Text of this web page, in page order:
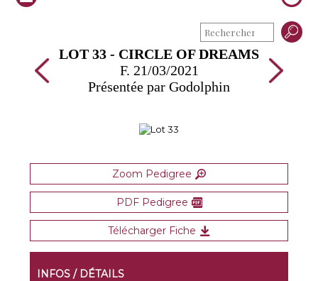
LOT 33 - CIRCLE OF DREAMS
F. 21/03/2021
Présentée par Godolphin
Zoom Pedigree
PDF Pedigree
Télécharger Fiche
INFOS / DÉTAILS